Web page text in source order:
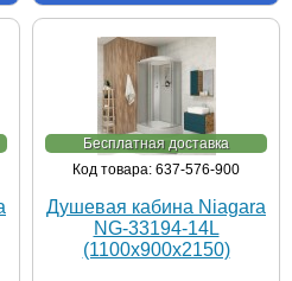
Бесплатная доставка
Код товара: 637-576-900
Душевая кабина Niagara
NG-33194-14L
(1100х900х2150)